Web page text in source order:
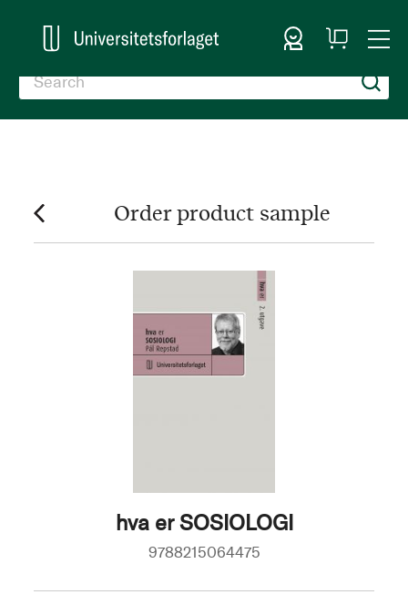
Sign In
My
Cart
Order product sample
hva er SOSIOLOGI
9788215064475